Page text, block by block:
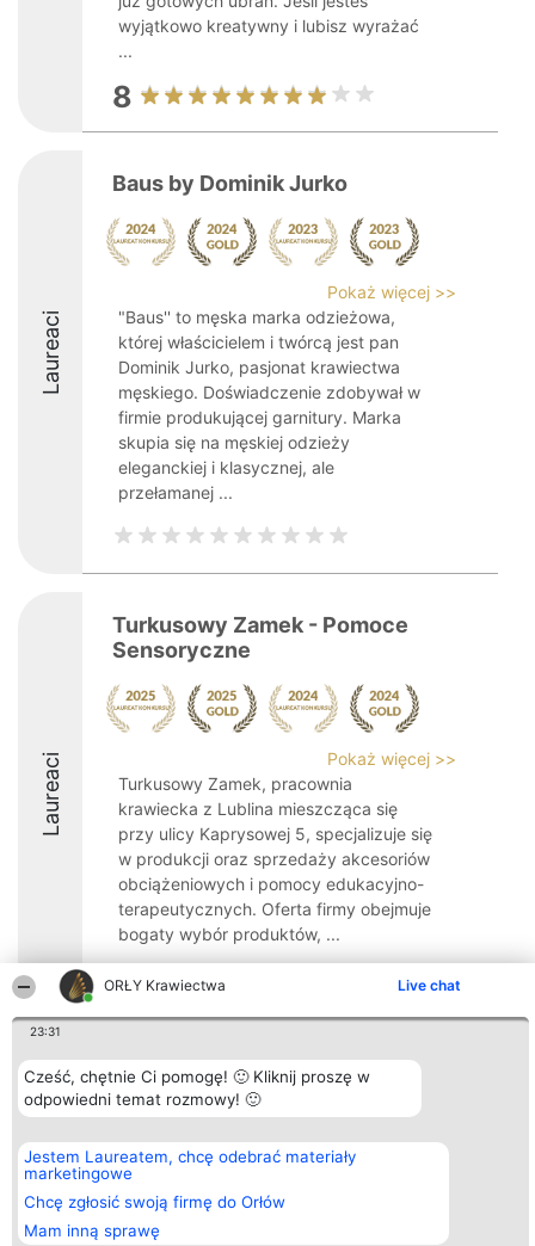
ORŁY Krawiectwa Live chat
23:31
Cześć, chętnie Ci pomogę! 🙂 Kliknij proszę w
odpowiedni temat rozmowy! 🙂
Jestem Laureatem, chcę odebrać materiały
marketingowe
Chcę zgłosić swoją firmę do Orłów
Mam inną sprawę
wyjątkowo kreatywny i lubisz wyrażać
...
8
Laureaci
Baus by Dominik Jurko
Pokaż więcej >>
"Baus'' to męska marka odzieżowa,
której właścicielem i twórcą jest pan
Dominik Jurko, pasjonat krawiectwa
męskiego. Doświadczenie zdobywał w
firmie produkującej garnitury. Marka
skupia się na męskiej odzieży
eleganckiej i klasycznej, ale
przełamanej ...
Laureaci
Turkusowy Zamek - Pomoce
Sensoryczne
Pokaż więcej >>
Turkusowy Zamek, pracownia
krawiecka z Lublina mieszcząca się
przy ulicy Kaprysowej 5, specjalizuje się
w produkcji oraz sprzedaży akcesoriów
obciążeniowych i pomocy edukacyjno-
terapeutycznych. Oferta firmy obejmuje
bogaty wybór produktów, ...
9.6
Organizator plebiscytu
Bright Side Solutions sp. z o.
o. sp. k.
ul. Ruska 22
KRS 0000749100 | Regon
381313360 | NIP 8943132676
+48 508 492 400
Plebiscyt
Laureaci
Lista
wszystkich
Zasady
Prywatności
Kontakt
Kontakt